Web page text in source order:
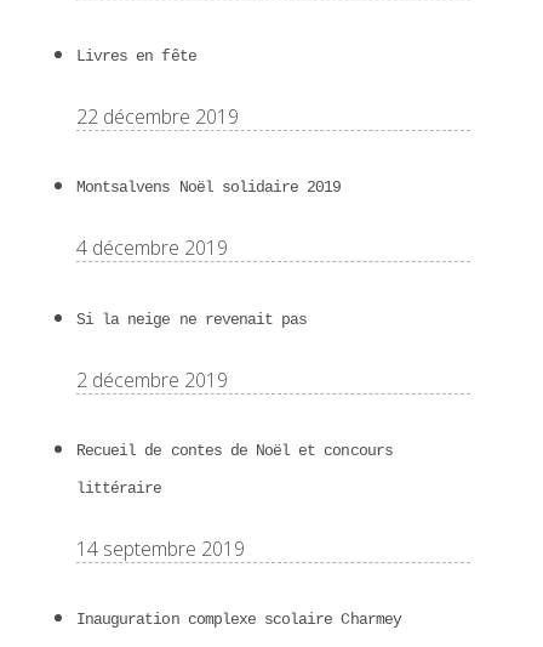
Livres en fête
22 décembre 2019
Montsalvens Noël solidaire 2019
4 décembre 2019
Si la neige ne revenait pas
2 décembre 2019
Recueil de contes de Noël et concours
littéraire
14 septembre 2019
Inauguration complexe scolaire Charmey